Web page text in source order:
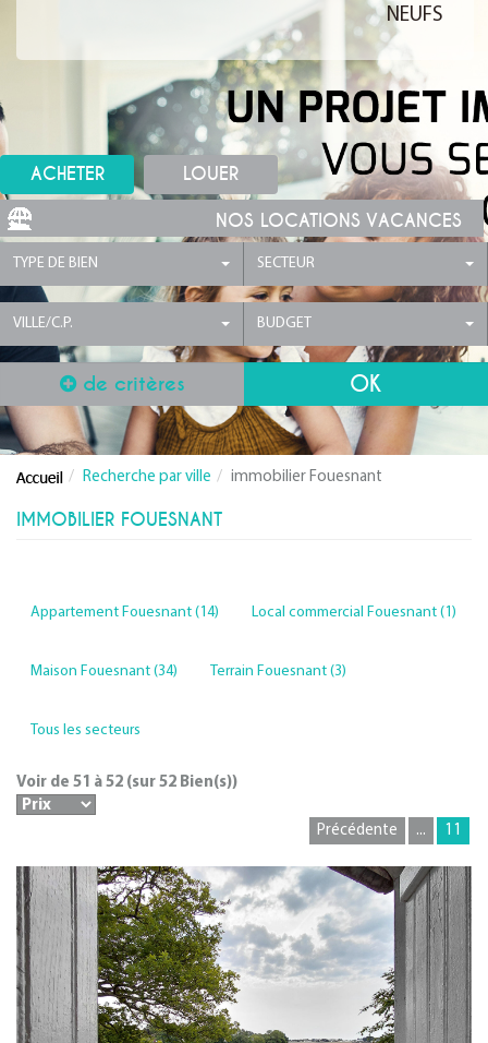
NEUFS
ACHETER LOUER
NOS LOCATIONS VACANCES
TYPE DE BIEN SECTEUR
VILLE/C.P. BUDGET
de critères
Recherche par ville immobilier Fouesnant
IMMOBILIER FOUESNANT
Appartement Fouesnant (14) Local commercial Fouesnant (1)
Maison Fouesnant (34) Terrain Fouesnant (3)
Tous les secteurs
Voir de 51 à 52 (sur 52 Bien(s))
Précédente ... 11